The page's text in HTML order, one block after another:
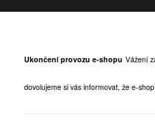
Ukončení provozu e-shopu Vážení
dovolujeme si vás informovat, že e-shop